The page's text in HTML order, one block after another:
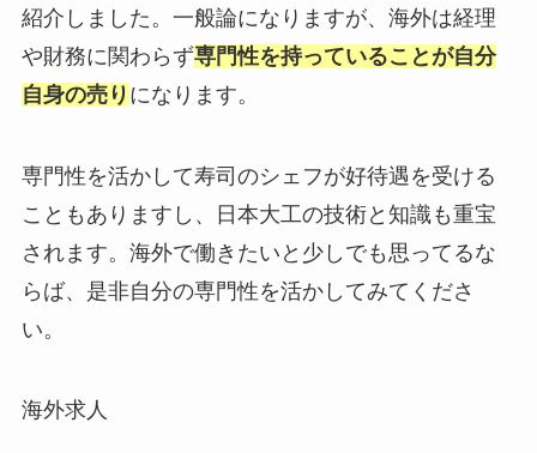
紹介しました。一般論になりますが、海外は経理
や財務に関わらず専門性を持っていることが自分
自身の売り になります。
専門性を活かして寿司のシェフが好待遇を受ける
こともありますし、日本大工の技術と知識も重宝
されます。海外で働きたいと少しでも思ってるな
らば、是非自分の専門性を活かしてみてくださ
い。
海外求人